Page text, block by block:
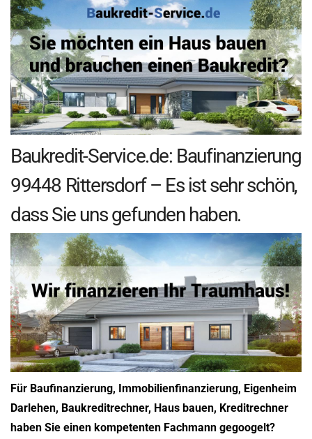
Baukredit-Service.de: Baufinanzierung
99448 Rittersdorf – Es ist sehr schön,
dass Sie uns gefunden haben.
Für Baufinanzierung, Immobilienfinanzierung, Eigenheim
Darlehen, Baukreditrechner, Haus bauen, Kreditrechner
haben Sie einen kompetenten Fachmann gegoogelt?